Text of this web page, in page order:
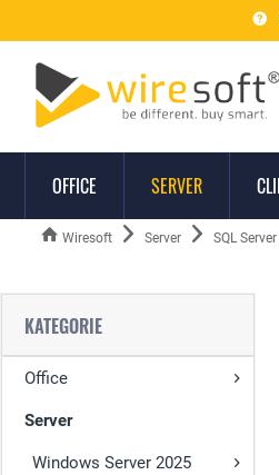
OFFICE SERVER
Wiresoft Server SQL
KATEGORIE
Office
Server
Windows Server 2025